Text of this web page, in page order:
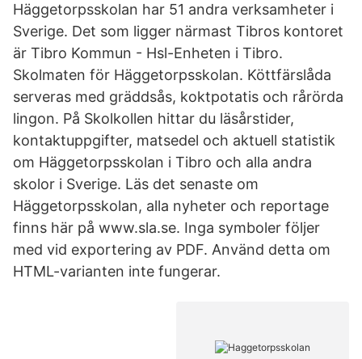
Häggetorpsskolan har 51 andra verksamheter i
Sverige. Det som ligger närmast Tibros kontoret
är Tibro Kommun - Hsl-Enheten i Tibro.
Skolmaten för Häggetorpsskolan. Köttfärslåda
serveras med gräddsås, koktpotatis och rårörda
lingon. På Skolkollen hittar du läsårstider,
kontaktuppgifter, matsedel och aktuell statistik
om Häggetorpsskolan i Tibro och alla andra
skolor i Sverige. Läs det senaste om
Häggetorpsskolan, alla nyheter och reportage
finns här på www.sla.se. Inga symboler följer
med vid exportering av PDF. Använd detta om
HTML-varianten inte fungerar.